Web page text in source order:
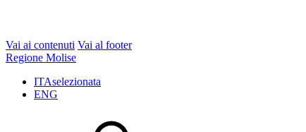
Vai ai contenuti Vai al footer
Regione Molise
ITAselezionata
ENG